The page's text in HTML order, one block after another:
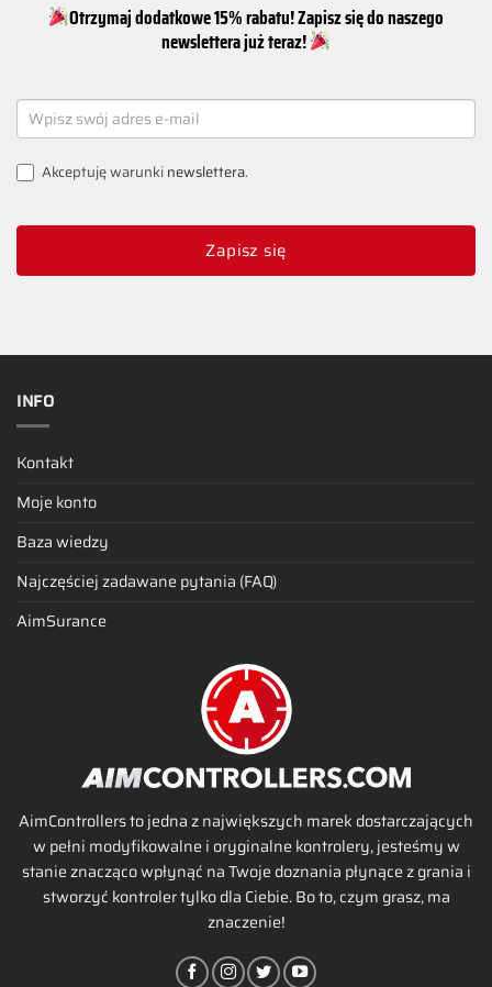
Otrzymaj dodatkowe 15% rabatu! Zapisz się do naszego
newslettera już teraz!
NEWSLETTER
SIGNUP
Akceptuję warunkinewslettera.
Zapisz się
INFO
Kontakt
Moje konto
Baza wiedzy
Najczęściej zadawane pytania (FAQ)
AimSurance
AimControllers to jedna z największych marek dostarczających
w pełni modyfikowalne i oryginalne kontrolery, jesteśmy w
stanie znacząco wpłynąć na Twoje doznania płynące z grania i
stworzyć kontroler tylko dla Ciebie. Bo to, czym grasz, ma
znaczenie!